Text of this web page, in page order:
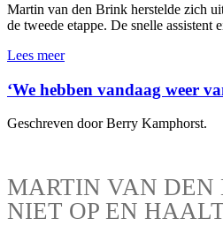
Martin van den Brink herstelde zich
de tweede etappe. De snelle assistent
Lees meer
‘We hebben vandaag weer
Geschreven door Berry Kamphorst.
MARTIN VAN DEN
NIET OP EN